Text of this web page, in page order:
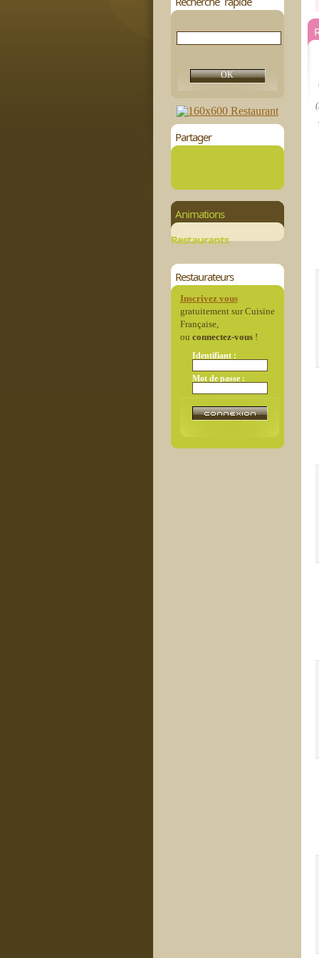
Partager
Animations
Restaurants
Restaurateurs
Inscrivez vous
gratuitement sur Cuisine
Française,
ou connectez-vous!
Identifiant :
Mot de passe :